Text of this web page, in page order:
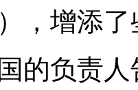
，增添
负责人